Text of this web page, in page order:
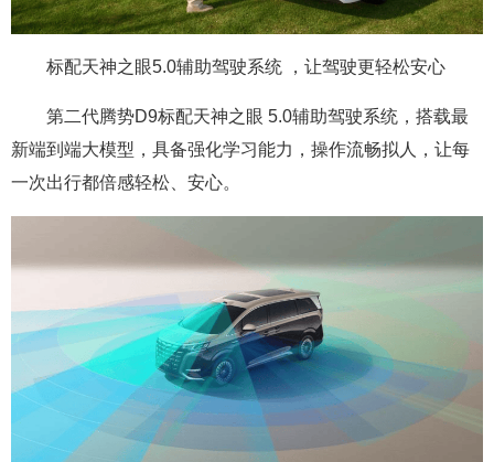
标配天神之眼5.0辅助驾驶系统 ，让驾驶更轻松安心
第二代腾势D9标配天神之眼 5.0辅助驾驶系统，搭载最
新端到端大模型，具备强化学习能力，操作流畅拟人，让每
一次出行都倍感轻松、安心。